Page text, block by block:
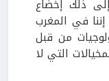
ذلك إخضاع
إننا في المغرب
من قبل
التي لا